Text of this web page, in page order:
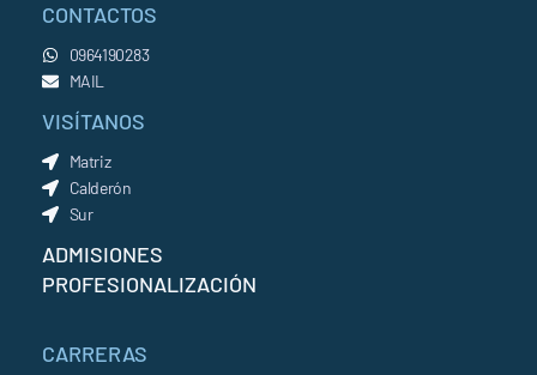
CONTACTOS
0964190283
MAIL
VISÍTANOS
Matriz
Calderón
Sur
ADMISIONES
PROFESIONALIZACIÓN
CARRERAS